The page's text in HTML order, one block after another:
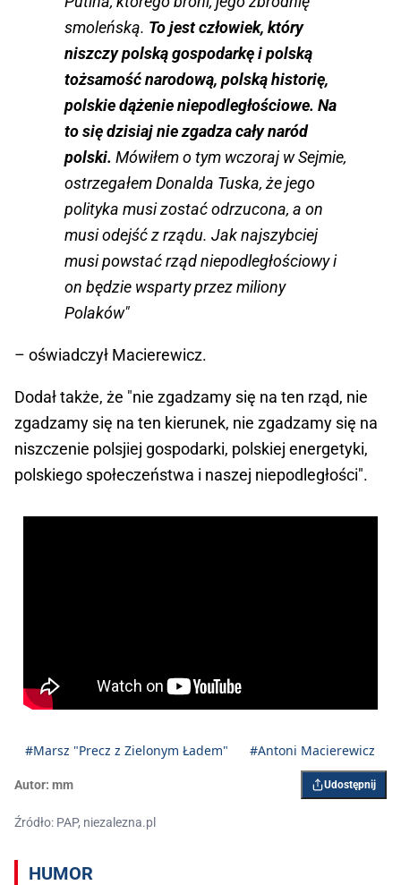
smoleńską. To jest człowiek, który
niszczy polską gospodarkę i polską
tożsamość narodową, polską historię,
polskie dążenie niepodległościowe. Na
to się dzisiaj nie zgadza cały naród
polski. Mówiłem o tym wczoraj w Sejmie,
ostrzegałem Donalda Tuska, że jego
polityka musi zostać odrzucona, a on
musi odejść z rządu. Jak najszybciej
musi powstać rząd niepodległościowy i
on będzie wsparty przez miliony
Polaków"
– oświadczył Macierewicz.
Dodał także, że "nie zgadzamy się na ten rząd, nie
zgadzamy się na ten kierunek, nie zgadzamy się na
niszczenie polsjiej gospodarki, polskiej energetyki,
polskiego społeczeństwa i naszej niepodległości".
#Marsz "Precz z Zielonym Ładem" #Antoni Macierewicz
Autor: mm Udostępnij
Źródło: PAP, niezalezna.pl
HUMOR